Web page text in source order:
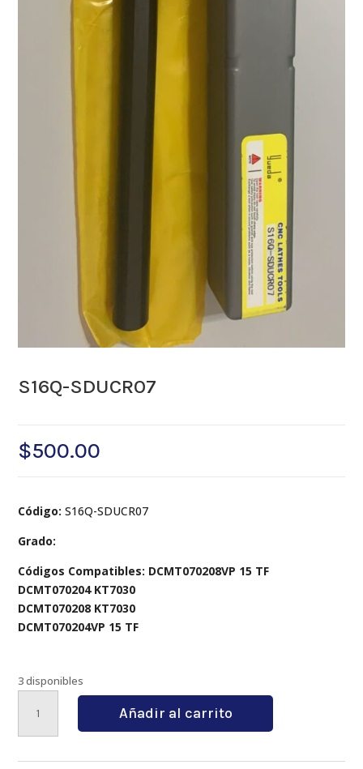
S16Q-SDUCR07
$500.00
Código: S16Q-SDUCR07
Grado:
Códigos Compatibles: DCMT070208VP 15 TF
DCMT070204 KT7030
DCMT070208 KT7030
DCMT070204VP 15 TF
3 disponibles
SDUCR07
cantidad
Añadir al carrito